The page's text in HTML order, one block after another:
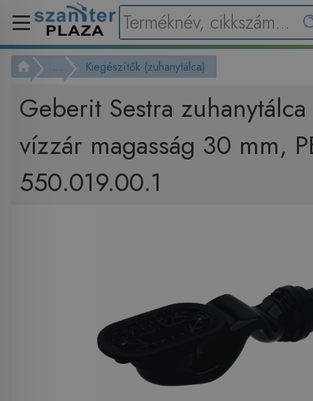
... Kiegészítők (zuhanytálca)
Geberit Sestra
vízzár magasság 30 mm,
550.019.00.1